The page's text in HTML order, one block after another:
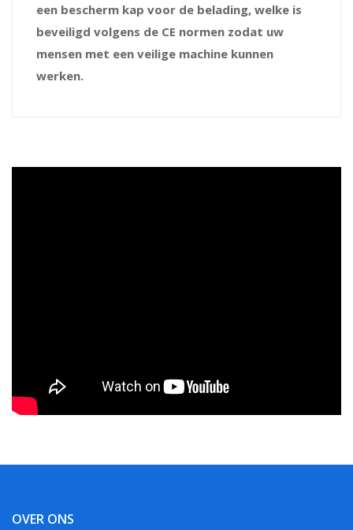
een bescherm kap voor de belading, welke is
beveiligd volgens de CE normen zodat uw
mensen met een veilige machine kunnen
werken.
OVER ONS